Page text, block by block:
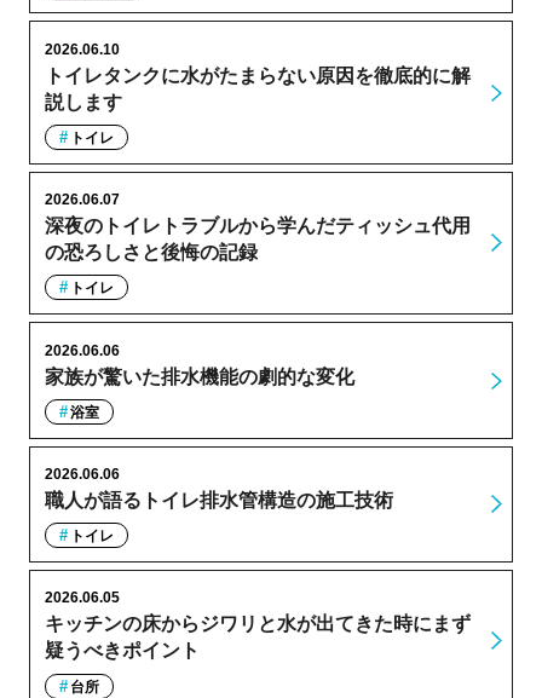
トイレタンクに水がたまらない原因を徹底的に解
説します
2026.06.10
トイレ
深夜のトイレトラブルから学んだティッシュ代用
の恐ろしさと後悔の記録
2026.06.07
トイレ
家族が驚いた排水機能の劇的な変化
2026.06.06
浴室
職人が語るトイレ排水管構造の施工技術
2026.06.06
トイレ
キッチンの床からジワリと水が出てきた時にまず
疑うべきポイント
2026.06.05
台所